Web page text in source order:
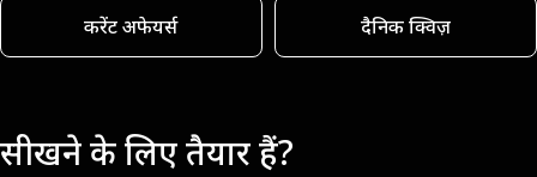
करेंट अफेयर्स दैनिक क्विज़
सीखने के लिए तैयार हैं?